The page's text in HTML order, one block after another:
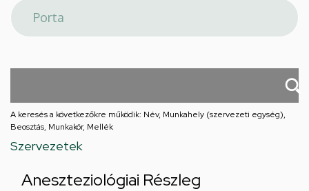
A keresés a következőkre működik: Név, Munkahely (szervezeti egység),
Beosztás, Munkakör, Mellék
Szervezetek
Aneszteziológiai Részleg